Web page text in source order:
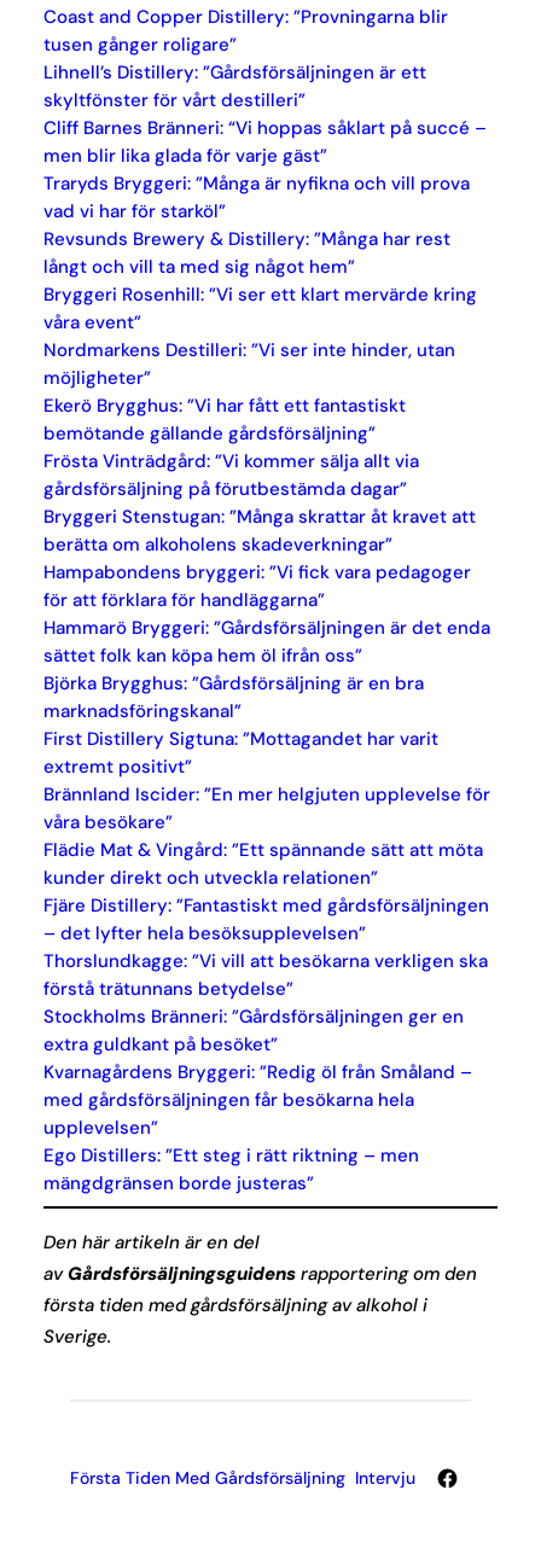
Coast and Copper Distillery: ”Provningarna blir
tusen gånger roligare”
Lihnell’s Distillery: ”Gårdsförsäljningen är ett
skyltfönster för vårt destilleri”
Cliff Barnes Bränneri: “Vi hoppas såklart på succé –
men blir lika glada för varje gäst”
Traryds Bryggeri: ”Många är nyfikna och vill prova
vad vi har för starköl”
Revsunds Brewery & Distillery: ”Många har rest
långt och vill ta med sig något hem”
Bryggeri Rosenhill: ”Vi ser ett klart mervärde kring
våra event”
Nordmarkens Destilleri: ”Vi ser inte hinder, utan
möjligheter”
Ekerö Brygghus: ”Vi har fått ett fantastiskt
bemötande gällande gårdsförsäljning”
Frösta Vinträdgård: ”Vi kommer sälja allt via
gårdsförsäljning på förutbestämda dagar”
Bryggeri Stenstugan: ”Många skrattar åt kravet att
berätta om alkoholens skadeverkningar”
Hampabondens bryggeri: ”Vi fick vara pedagoger
för att förklara för handläggarna”
Hammarö Bryggeri: ”Gårdsförsäljningen är det enda
sättet folk kan köpa hem öl ifrån oss”
Björka Brygghus: ”Gårdsförsäljning är en bra
marknadsföringskanal”
First Distillery Sigtuna: ”Mottagandet har varit
extremt positivt”
Brännland Iscider: ”En mer helgjuten upplevelse för
våra besökare”
Flädie Mat & Vingård: ”Ett spännande sätt att möta
kunder direkt och utveckla relationen”
Fjäre Distillery: ”Fantastiskt med gårdsförsäljningen
– det lyfter hela besöksupplevelsen”
Thorslundkagge: ”Vi vill att besökarna verkligen ska
förstå trätunnans betydelse”
Stockholms Bränneri: ”Gårdsförsäljningen ger en
extra guldkant på besöket”
Kvarnagårdens Bryggeri: ”Redig öl från Småland –
med gårdsförsäljningen får besökarna hela
upplevelsen”
Ego Distillers: ”Ett steg i rätt riktning – men
mängdgränsen borde justeras”
Den här artikeln är en del
av Gårdsförsäljningsguidensrapportering om den
första tiden med gårdsförsäljning av alkohol i
Sverige.
Första Tiden Med Gårdsförsäljning Intervju Facebook